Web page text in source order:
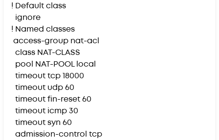
! Default class
ignore
! Named classes
access-group nat-acl
class NAT-CLASS
pool NAT-POOL local
timeout tcp 18000
timeout udp 60
timeout fin-reset 60
timeout icmp 30
timeout syn 60
admission-control tcp